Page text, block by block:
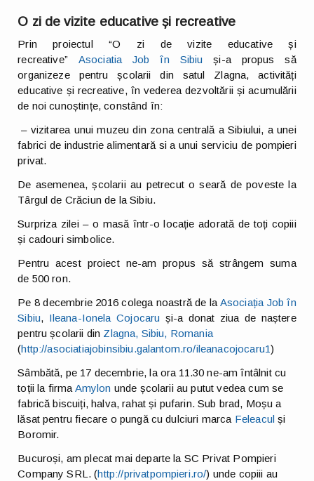
O zi de vizite educative și recreative
Prin proiectul “O zi de vizite educative și
recreative” Asociatia Job în Sibiu și-a propus să
organizeze pentru școlarii din satul Zlagna, activități
educative și recreative, în vederea dezvoltării și acumulării
de noi cunoștințe, constând în:
– vizitarea unui muzeu din zona centrală a Sibiului, a unei
fabrici de industrie alimentară si a unui serviciu de pompieri
privat.
De asemenea, școlarii au petrecut o seară de poveste la
Târgul de Crăciun de la Sibiu.
Surpriza zilei – o masă într-o locație adorată de toți copiii
și cadouri simbolice.
Pentru acest proiect ne-am propus să strângem suma
de 500 ron.
Pe 8 decembrie 2016 colega noastră de la Asociația Job în
Sibiu, Ileana-Ionela Cojocaru și-a donat ziua de naștere
pentru școlarii din Zlagna, Sibiu, Romania
(http://asociatiajobinsibiu.galantom.ro/ileanacojocaru1)
Sâmbătă, pe 17 decembrie, la ora 11.30 ne-am întâlnit cu
toții la firma Amylon unde școlarii au putut vedea cum se
fabrică biscuiți, halva, rahat și pufarin. Sub brad, Moșu a
lăsat pentru fiecare o pungă cu dulciuri marca Feleacul și
Boromir.
Bucuroși, am plecat mai departe la SC Privat Pompieri
Company SRL. (http://privatpompieri.ro/) unde copiii au